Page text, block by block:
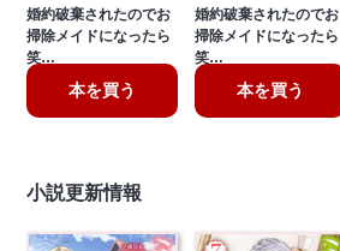
婚約破棄されたのでお
掃除メイドになったら
笑…
本を買う
婚約破棄されたのでお
掃除メイドになったら
笑…
本を買う
小説更新情報